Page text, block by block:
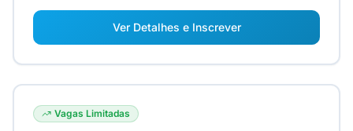
Ver Detalhes e Inscrever
Vagas Limitadas